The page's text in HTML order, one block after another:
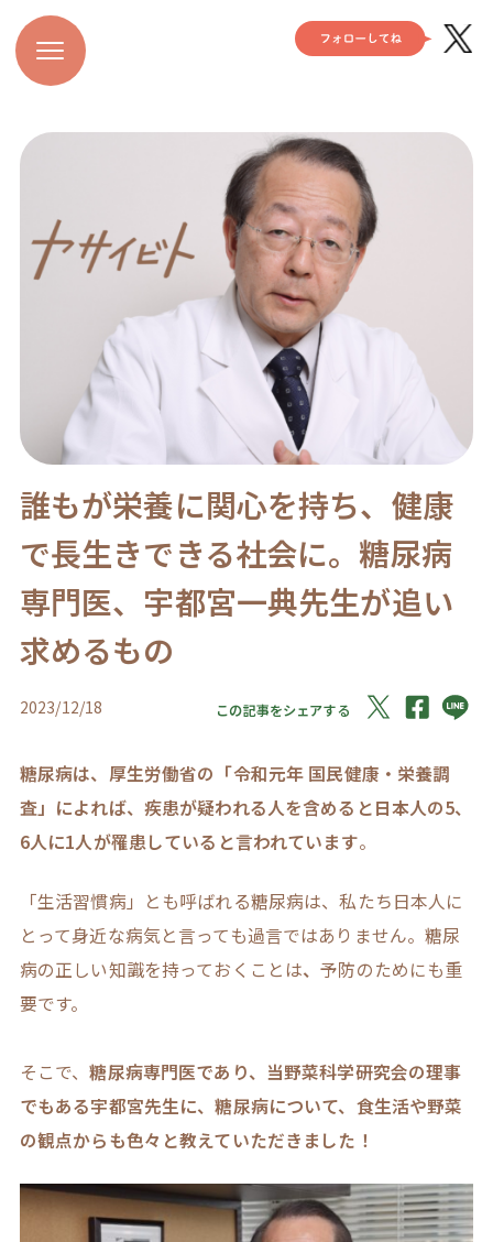
誰もが栄養に関心を持ち、健康
で長生きできる社会に。糖尿病
専門医、宇都宮一典先生が追い
求めるもの
2023/12/18 この記事をシェアする
糖尿病は、厚生労働省の「令和元年 国民健康・栄養調
査」によれば、疾患が疑われる人を含めると日本人の5、
6人に1人が罹患していると言われています。
「生活習慣病」とも呼ばれる糖尿病は、私たち日本人に
とって身近な病気と言っても過言ではありません。糖尿
病の正しい知識を持っておくことは、予防のためにも重
要です。
そこで、糖尿病専門医であり、当野菜科学研究会の理事
でもある宇都宮先生に、糖尿病について、食生活や野菜
の観点からも色々と教えていただきました！